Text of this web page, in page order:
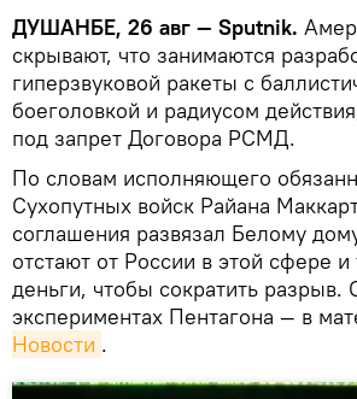
ДУШАНБЕ, 26 авг — Sputnik.
скрывают, что занимаются
гиперзвуковой ракеты с
боеголовкой и радиусом
под запрет Договора РСМД.
По словам исполняющего
Сухопутных войск Райана
соглашения развязал Белому
отстают от России в этой сфере
деньги, чтобы сократить разрыв.
экспериментах Пентагона — в
Новости .